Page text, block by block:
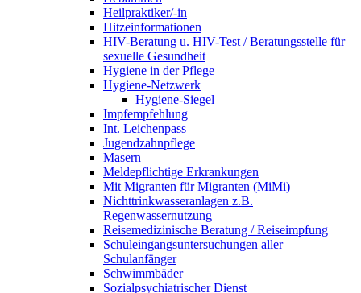
Heilpraktiker/-in
Hitzeinformationen
HIV-Beratung u. HIV-Test / Beratungsstelle für
sexuelle Gesundheit
Hygiene in der Pflege
Hygiene-Netzwerk
Hygiene-Siegel
Impfempfehlung
Int. Leichenpass
Jugendzahnpflege
Masern
Meldepflichtige Erkrankungen
Mit Migranten für Migranten (MiMi)
Nichttrinkwasseranlagen z.B.
Regenwassernutzung
Reisemedizinische Beratung / Reiseimpfung
Schuleingangsuntersuchungen aller
Schulanfänger
Schwimmbäder
Sozialpsychiatrischer Dienst